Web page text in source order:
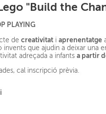
"Build the
PLAYING
de creativitat i aprenentatge
invents que ajudin a deixar una
adreçada a infants a partir
cal inscripció prèvia.